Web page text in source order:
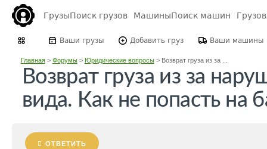
ГрузыПоиск грузов МашиныПоиск машин
Ваши грузы Добавить груз Ваши машины
Главная> Форумы> Юридические вопросы> Возврат груза из за ...
Возврат груза из за
вида. Как не попасть на
ОТВЕТИТЬ